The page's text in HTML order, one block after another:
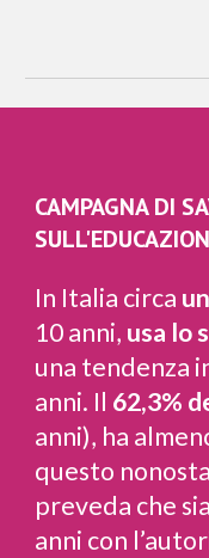
CAMPAGNA DI
In Italia circa
10 anni, usa lo
una tendenza
anni. Il 62,3%
anni), ha
questo
preveda che
anni con